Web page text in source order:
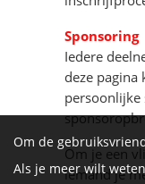
Sponsoring
Iedere
deze
persoonlijke
Om je een
iemand je
Om de
Als je meer wilt